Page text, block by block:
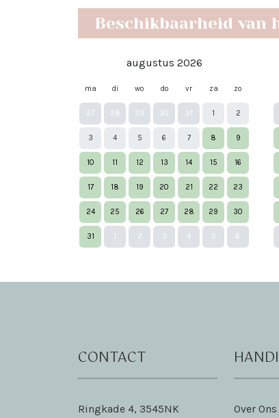
Beschikbaarheid van
augustus 2026
ma di wo do vr za zo
27 28 29 30 31 1 2
3 4 5 6 7 8 9
10 11 12 13 14 15 16
17 18 19 20 21 22 23
24 25 26 27 28 29 30
31 2 3 4 5 6
CONTACT
Ringkade 4, 3545NK
Over Ons